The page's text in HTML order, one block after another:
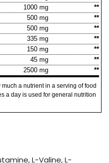
1000 mg
**
500 mg
**
500 mg
**
335 mg
**
150 mg
**
45 mg
**
2500 mg **
a nutrient in a serving of food
a day is used for general nutrition
L-Valine, L-